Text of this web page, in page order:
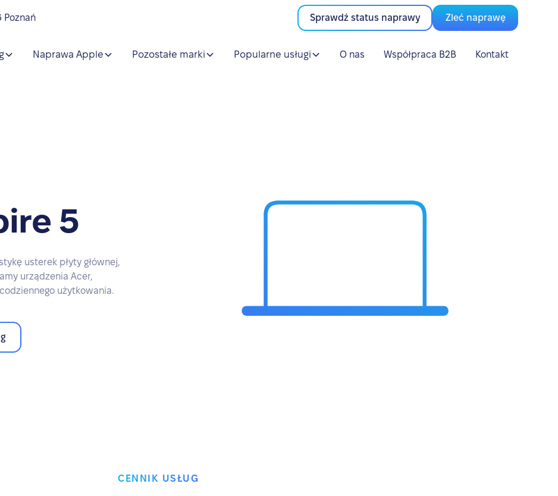
Poznań Sprawdź status naprawy Zleć naprawę
Naprawa Apple Pozostałe marki Popularne usługi O nas Współpraca B2B Kontakt
5
usterek płyty głównej,
urządzenia Acer,
użytkowania.
CENNIK USŁUG